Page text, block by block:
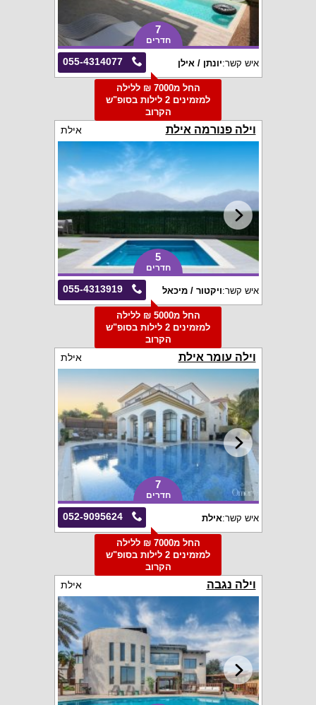
7
חדרים
055-4314077 איש קשר:יונתן / אילן
החל מ7000 ₪ ללילה
למזמינים 2 לילות בסופ"ש
הקרוב
וילה פנורמה אילת אילת
5
חדרים
055-4313919 איש קשר:ויקטור / מיכאל
החל מ5000 ₪ ללילה
למזמינים 2 לילות בסופ"ש
הקרוב
וילה עומר אילת אילת
7
חדרים
052-9095624 איש קשר:אילת
החל מ7000 ₪ ללילה
למזמינים 2 לילות בסופ"ש
הקרוב
וילה נגבה אילת